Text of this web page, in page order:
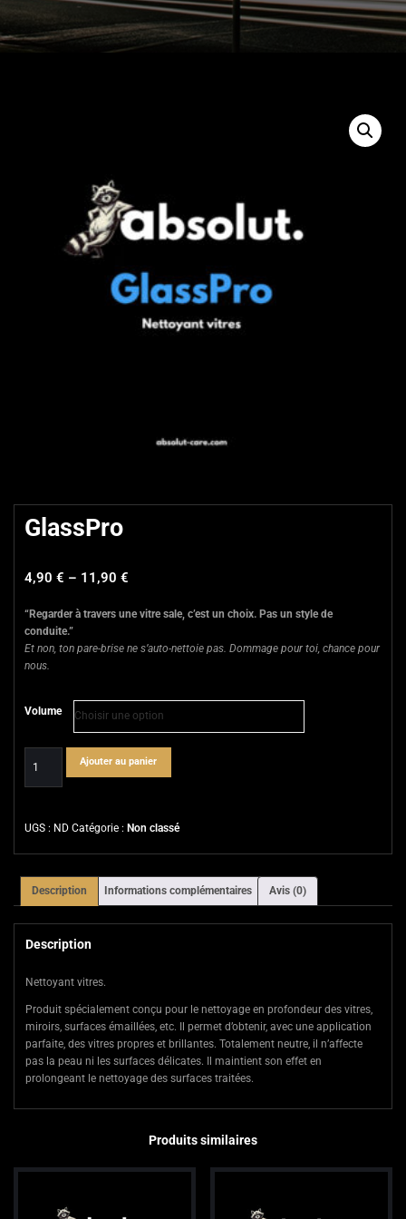
GlassPro
4,90 € – 11,90 €
“Regarder à travers une vitre sale, c’est un choix. Pas un style de
conduite.”
Et non, ton pare-brise ne s’auto-nettoie pas. Dommage pour toi, chance pour
nous.
Volume
GlassPro
Ajouter au panier
UGS : ND Catégorie : Non classé
Description Informations complémentaires Avis (0)
Description
Nettoyant vitres.
Produit spécialement conçu pour le nettoyage en profondeur des vitres,
miroirs, surfaces émaillées, etc. Il permet d’obtenir, avec une application
parfaite, des vitres propres et brillantes. Totalement neutre, il n’affecte
pas la peau ni les surfaces délicates. Il maintient son effet en
prolongeant le nettoyage des surfaces traitées.
Produits similaires